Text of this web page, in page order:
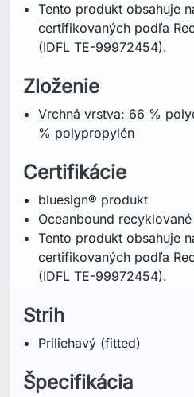
Tento produkt obsahuje
certifikovaných podľa
(IDFL TE-99972454).
Zloženie
Vrchná vrstva: 66 %
% polypropylén
Certifikácie
bluesign® produkt
Oceanbound
Tento produkt obsahuje
certifikovaných podľa
(IDFL TE-99972454).
Strih
Priliehavý (fitted)
Špecifikácia